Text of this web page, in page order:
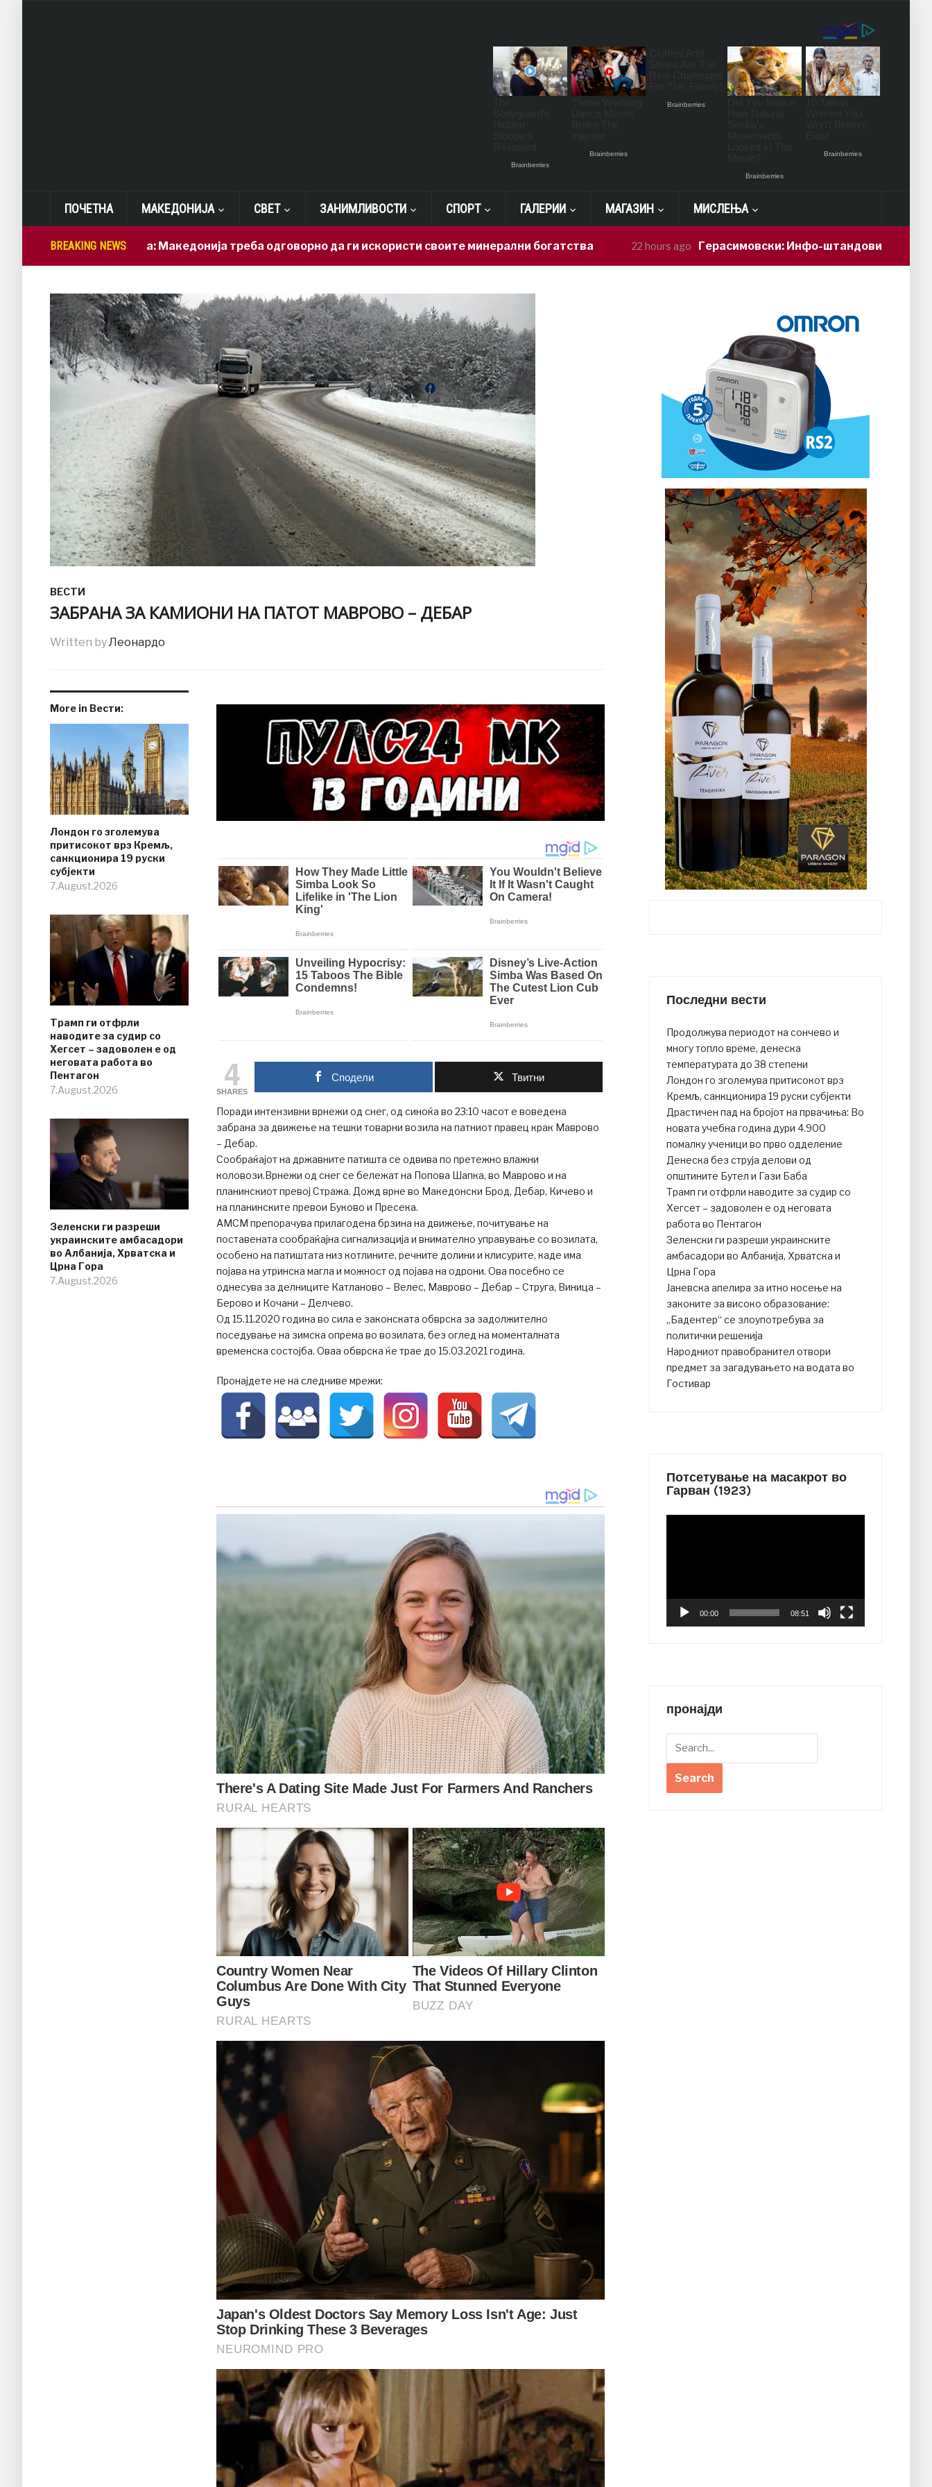
ПОЧЕТНА МАКЕДОНИЈА СВЕТ ЗАНИМЛИВОСТИ СПОРТ ГАЛЕРИИ МАГАЗИН МИСЛЕЊА
BREAKING NEWS
Лепиткова: Македонија треба одговорно да ги искористи своите минерални богатства 22 hours ago Герасимовски: Инфо-штандови и здравствени
ВЕСТИ
ЗАБРАНА ЗА КАМИОНИ НА ПАТОТ МАВРОВО – ДЕБАР
Written byЛеонардо
More in Вести:
Лондон го зголемува
притисокот врз Кремљ,
санкционира 19 руски
субјекти
7.August.2026
Трамп ги отфрли
наводите за судир со
Хегсет – задоволен е од
неговата работа во
Пентагон
7.August.2026
Зеленски ги разреши
украинските амбасадори
во Албанија, Хрватска и
Црна Гора
7.August.2026
4
SHARES
Сподели Твитни
Поради интензивни врнежи од снег, од синоќа во 23:10 часот е воведена
забрана за движење на тешки товарни возила на патниот правец крак Маврово
– Дебар.
Сообраќајот на државните патишта се одвива по претежно влажни
коловози.Врнежи од снег се бележат на Попова Шапка, во Маврово и на
планинскиот превој Стража. Дожд врне во Mакедонски Брод, Дебар, Кичево и
на планинските превои Буково и Пресека.
АМСМ препорачува прилагодена брзина на движење, почитување на
поставената сообраќајна сигнализација и внимателно управување со возилата,
особено на патиштата низ котлините, речните долини и клисурите, каде има
појава на утринска магла и можност од појава на одрони. Ова посебно се
однесува за делниците Катланово – Велес, Маврово – Дебар – Струга, Виница –
Берово и Кочани – Делчево.
Од 15.11.2020 година во сила е законската обврска за задолжително
поседување на зимска опрема во возилата, без оглед на моменталната
временска состојба. Оваа обврска ќе трае до 15.03.2021 година.
Пронајдете не на следниве мрежи:
Последни вести
Продолжува периодот на сончево и
многу топло време, денеска
температурата до 38 степени
Лондон го зголемува притисокот врз
Кремљ, санкционира 19 руски субјекти
Драстичен пад на бројот на првачиња: Во
новата учебна година дури 4.900
помалку ученици во прво одделение
Денеска без струја делови од
општините Бутел и Гази Баба
Трамп ги отфрли наводите за судир со
Хегсет – задоволен е од неговата
работа во Пентагон
Зеленски ги разреши украинските
амбасадори во Албанија, Хрватска и
Црна Гора
Јаневска апелира за итно носење на
законите за високо образование:
„Бадентер“ се злоупотребува за
политички решенија
Народниот правобранител отвори
предмет за загадувањето на водата во
Гостивар
Потсетување на масакрот во
Гарван (1923)
00:00 08:51
пронајди